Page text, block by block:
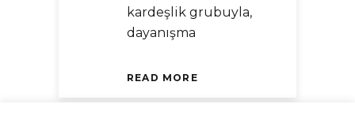
kardeşlik grubuyla,
dayanışma
READ MORE